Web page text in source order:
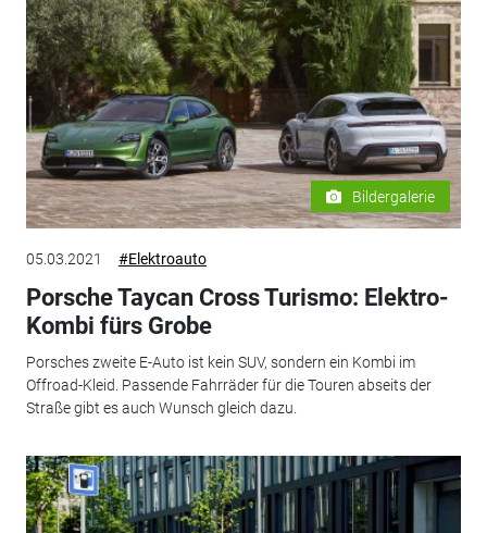
Bildergalerie
05.03.2021 #Elektroauto
Porsche Taycan Cross Turismo: Elektro-
Kombi fürs Grobe
Porsches zweite E-Auto ist kein SUV, sondern ein Kombi im
Offroad-Kleid. Passende Fahrräder für die Touren abseits der
Straße gibt es auch Wunsch gleich dazu.